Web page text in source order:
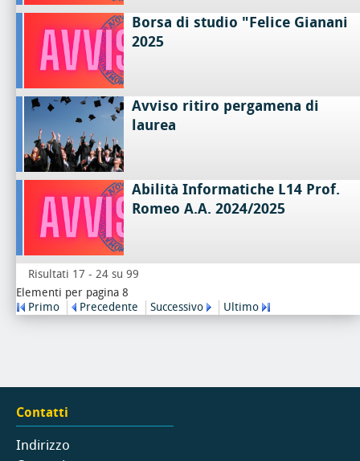
Borsa di studio "Felice Gianani
2025
Avviso ritiro pergamena di
laurea
Abilità Informatiche L14 Prof.
Romeo A.A. 2024/2025
Risultati 17 - 24 su 99
Elementi per pagina 8
Primo
Precedente Successivo Ultimo
Contatti
Indirizzo